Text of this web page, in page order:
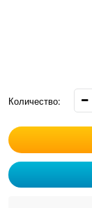
Количество: